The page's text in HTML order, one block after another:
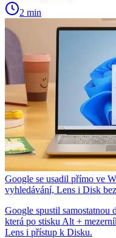
2 min
Google se usadil přímo ve
vyhledávání, Lens i Disk
Google spustil samostatnou
která po stisku Alt +
Lens i přístup k Disku.